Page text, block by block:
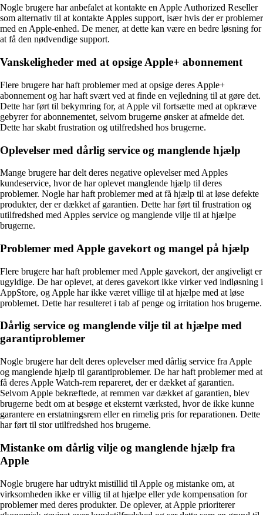
Nogle brugere har anbefalet at kontakte en Apple Authorized Reseller
som alternativ til at kontakte Apples support, især hvis der er problemer
med en Apple-enhed. De mener, at dette kan være en bedre løsning for
at få den nødvendige support.
Vanskeligheder med at opsige Apple+ abonnement
Flere brugere har haft problemer med at opsige deres Apple+
abonnement og har haft svært ved at finde en vejledning til at gøre det.
Dette har ført til bekymring for, at Apple vil fortsætte med at opkræve
gebyrer for abonnementet, selvom brugerne ønsker at afmelde det.
Dette har skabt frustration og utilfredshed hos brugerne.
Oplevelser med dårlig service og manglende hjælp
Mange brugere har delt deres negative oplevelser med Apples
kundeservice, hvor de har oplevet manglende hjælp til deres
problemer. Nogle har haft problemer med at få hjælp til at løse defekte
produkter, der er dækket af garantien. Dette har ført til frustration og
utilfredshed med Apples service og manglende vilje til at hjælpe
brugerne.
Problemer med Apple gavekort og mangel på hjælp
Flere brugere har haft problemer med Apple gavekort, der angiveligt er
ugyldige. De har oplevet, at deres gavekort ikke virker ved indløsning i
AppStore, og Apple har ikke været villige til at hjælpe med at løse
problemet. Dette har resulteret i tab af penge og irritation hos brugerne.
Dårlig service og manglende vilje til at hjælpe med
garantiproblemer
Nogle brugere har delt deres oplevelser med dårlig service fra Apple
og manglende hjælp til garantiproblemer. De har haft problemer med at
få deres Apple Watch-rem repareret, der er dækket af garantien.
Selvom Apple bekræftede, at remmen var dækket af garantien, blev
brugerne bedt om at besøge et eksternt værksted, hvor de ikke kunne
garantere en erstatningsrem eller en rimelig pris for reparationen. Dette
har ført til stor utilfredshed hos brugerne.
Mistanke om dårlig vilje og manglende hjælp fra
Apple
Nogle brugere har udtrykt mistillid til Apple og mistanke om, at
virksomheden ikke er villig til at hjælpe eller yde kompensation for
problemer med deres produkter. De oplever, at Apple prioriterer